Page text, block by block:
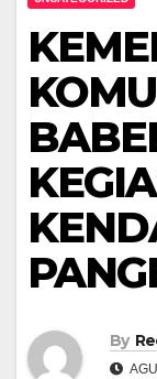
By